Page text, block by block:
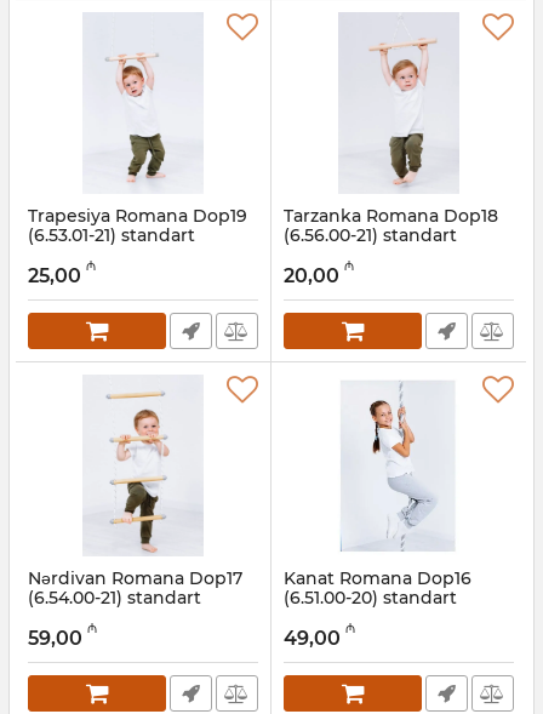
Trapesiya Romana Dop19
(6.53.01-21) standart
001002069
25,00 ₼
Tarzanka Romana Dop18
(6.56.00-21) standart
001002068
20,00 ₼
Nərdivan Romana Dop17
(6.54.00-21) standart
001002067
59,00 ₼
Kanat Romana Dop16
(6.51.00-20) standart
Artikul: 001002066
49,00 ₼